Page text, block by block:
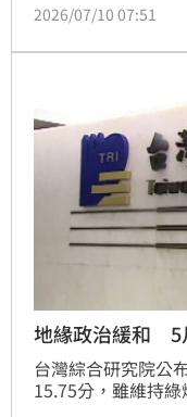
2026/07/10 07:51
地緣政治緩和 5
台灣綜合研究院公
15.75分，雖維持